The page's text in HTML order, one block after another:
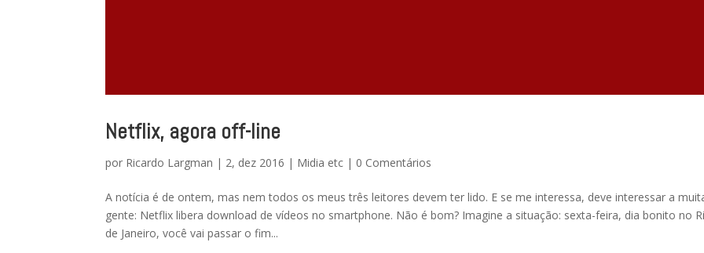
Netflix, agora off-line
por Ricardo Largman | 2, dez 2016 | Midia etc | 0 Comentários
A notícia é de ontem, mas nem todos os meus três leitores devem ter lido. E se me interessa, deve interessar a
gente: Netflix libera download de vídeos no smartphone. Não é bom? Imagine a situação: sexta-feira, dia bonito no
de Janeiro, você vai passar o fim...